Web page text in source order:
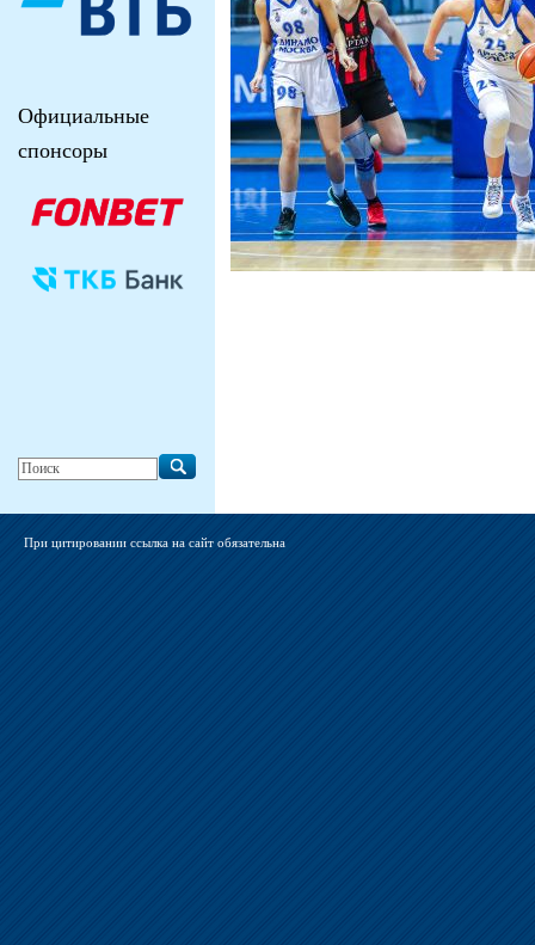
Официальные
спонсоры
При цитировании ссылка на сайт обязательна